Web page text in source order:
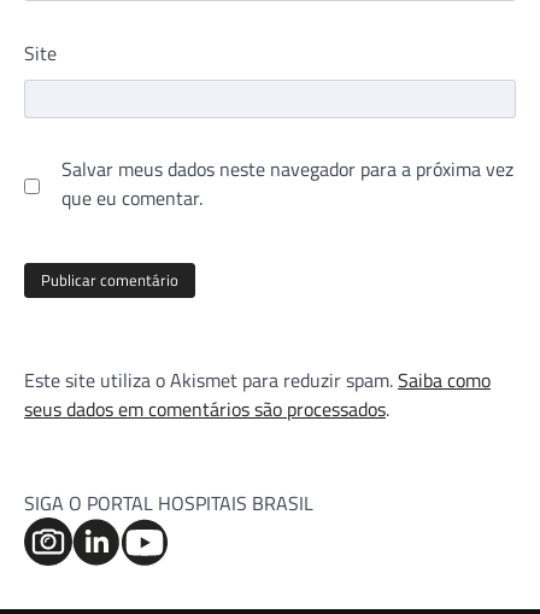
Site
Salvar meus dados neste navegador para a próxima vez
que eu comentar.
Este site utiliza o Akismet para reduzir spam.Saiba como
seus dados em comentários são processados.
SIGA O PORTAL HOSPITAIS BRASIL